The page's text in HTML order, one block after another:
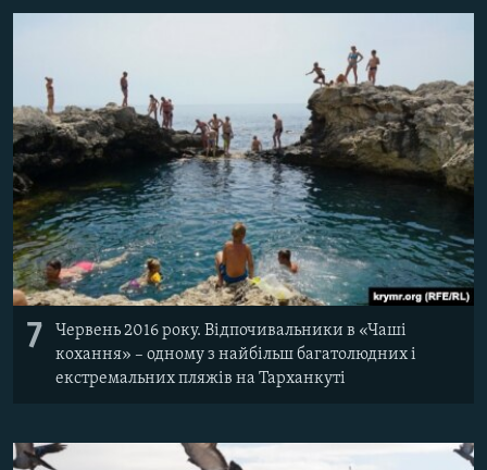
7
Червень 2016 року. Відпочивальники в «Чаші
кохання» – одному з найбільш багатолюдних і
екстремальних пляжів на Тарханкуті